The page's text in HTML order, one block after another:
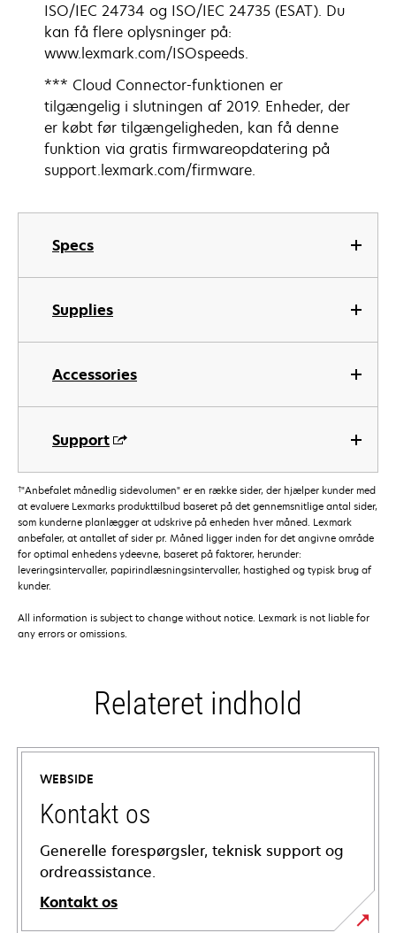
Specs
Supplies
Accessories
Support
ISO/IEC 24734 og ISO/IEC 24735 (ESAT). Du
kan få flere oplysninger på:
www.lexmark.com/ISOspeeds.
*** Cloud Connector-funktionen er
tilgængelig i slutningen af 2019. Enheder, der
er købt før tilgængeligheden, kan få denne
funktion via gratis firmwareopdatering på
support.lexmark.com/firmware.
†"Anbefalet månedlig sidevolumen" er en række sider, der hjælper kunder med
at evaluere Lexmarks produkttilbud baseret på det gennemsnitlige antal sider,
som kunderne planlægger at udskrive på enheden hver måned. Lexmark
anbefaler, at antallet af sider pr. Måned ligger inden for det angivne område
for optimal enhedens ydeevne, baseret på faktorer, herunder:
leveringsintervaller, papirindlæsningsintervaller, hastighed og typisk brug af
kunder.
All information is subject to change without notice. Lexmark is not liable for
any errors or omissions.
Relateret indhold
WEBSIDE
Kontakt os
Generelle forespørgsler, teknisk support og
ordreassistance.
Kontakt os